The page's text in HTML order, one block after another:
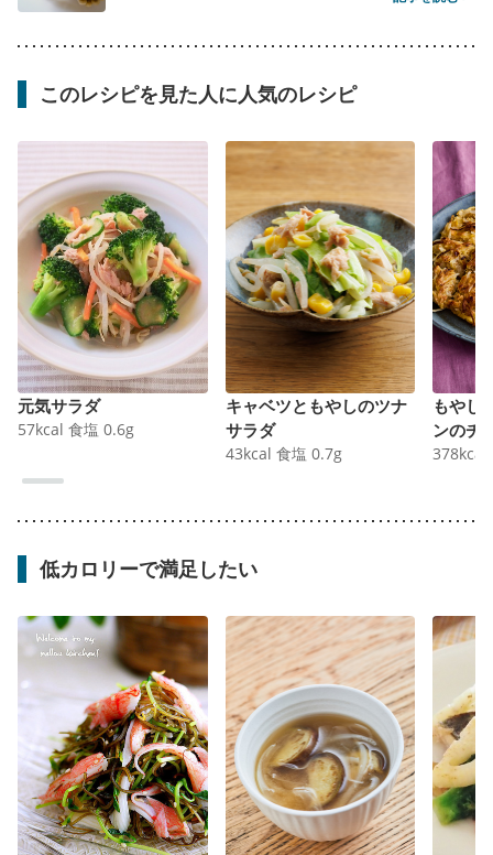
このレシピを見た人に人気のレシピ
元気サラダ
57kcal 食塩 0.6g
キャベツともやしのツナ
サラダ
43kcal 食塩 0.7g
もやし
ンのチ
378kcal
低カロリーで満足したい